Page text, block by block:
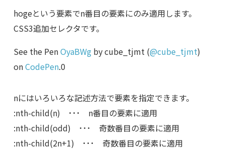
hogeという要素でn番目の要素にのみ適用します。
CSS3追加セレクタです。
See the PenOyaBWgby cube_tjmt (@cube_tjmt)
onCodePen.0
nにはいろいろな記述方法で要素を指定できます。
:nth-child(n) ･･･ n番目の要素に適用
:nth-child(odd) ･･･ 奇数番目の要素に適用
:nth-child(2n+1) ･･･ 奇数番目の要素に適用